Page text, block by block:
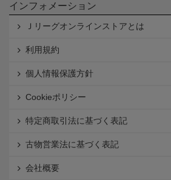
インフォメーション
Ｊリーグオンラインストアとは
利用規約
個人情報保護方針
Cookieポリシー
特定商取引法に基づく表記
古物営業法に基づく表記
会社概要